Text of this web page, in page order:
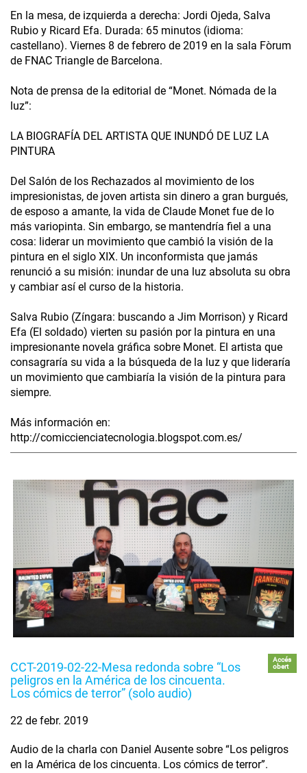
En la mesa, de izquierda a derecha: Jordi Ojeda, Salva
Rubio y Ricard Efa. Durada: 65 minutos (idioma:
castellano). Viernes 8 de febrero de 2019 en la sala Fòrum
de FNAC Triangle de Barcelona.
Nota de prensa de la editorial de “Monet. Nómada de la
luz”:
LA BIOGRAFÍA DEL ARTISTA QUE INUNDÓ DE LUZ LA
PINTURA
Del Salón de los Rechazados al movimiento de los
impresionistas, de joven artista sin dinero a gran burgués,
de esposo a amante, la vida de Claude Monet fue de lo
más variopinta. Sin embargo, se mantendría fiel a una
cosa: liderar un movimiento que cambió la visión de la
pintura en el siglo XIX. Un inconformista que jamás
renunció a su misión: inundar de una luz absoluta su obra
y cambiar así el curso de la historia.
Salva Rubio (Zíngara: buscando a Jim Morrison) y Ricard
Efa (El soldado) vierten su pasión por la pintura en una
impresionante novela gráfica sobre Monet. El artista que
consagraría su vida a la búsqueda de la luz y que lideraría
un movimiento que cambiaría la visión de la pintura para
siempre.
Más información en:
http://comiccienciatecnologia.blogspot.com.es/
CCT-2019-02-22-Mesa redonda sobre “Los
peligros en la América de los cincuenta.
Los cómics de terror” (solo audio)
Accés
obert
22 de febr. 2019
Audio de la charla con Daniel Ausente sobre “Los peligros
en la América de los cincuenta. Los cómics de terror”.